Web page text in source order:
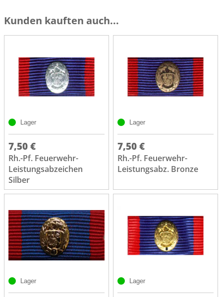
Kunden kauften auch...
Lager
7,50 €
Rh.-Pf. Feuerwehr-
Leistungsabzeichen
Silber
Lager
7,50 €
Rh.-Pf. Feuerwehr-
Leistungsabz. Bronze
Lager Lager